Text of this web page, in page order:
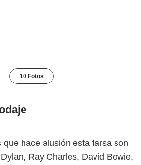
10 Fotos
que hace alusión esta farsa son
Ray Charles, David Bowie,